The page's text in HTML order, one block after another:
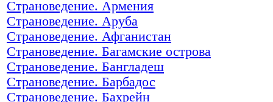
Страноведение. Армения
Страноведение. Аруба
Страноведение. Афганистан
Страноведение. Багамские острова
Страноведение. Бангладеш
Страноведение. Барбадос
Страноведение. Бахрейн